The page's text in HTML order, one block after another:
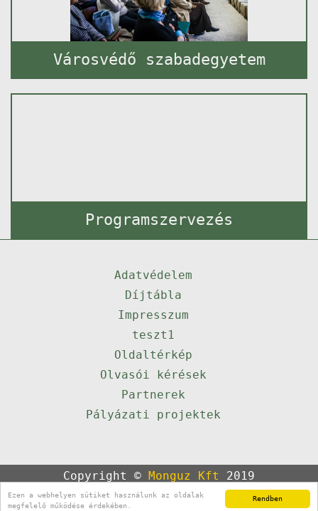
Rendben
Ezen a webhelyen sütiket használunk az oldalak
megfelelő működése érdekében.
Városvédő szabadegyetem
Programszervezés
Adatvédelem
Díjtábla
Impresszum
teszt1
Oldaltérkép
Olvasói kérések
Partnerek
Pályázati projektek
Copyright © Monguz Kft
2019
Powered byQulto